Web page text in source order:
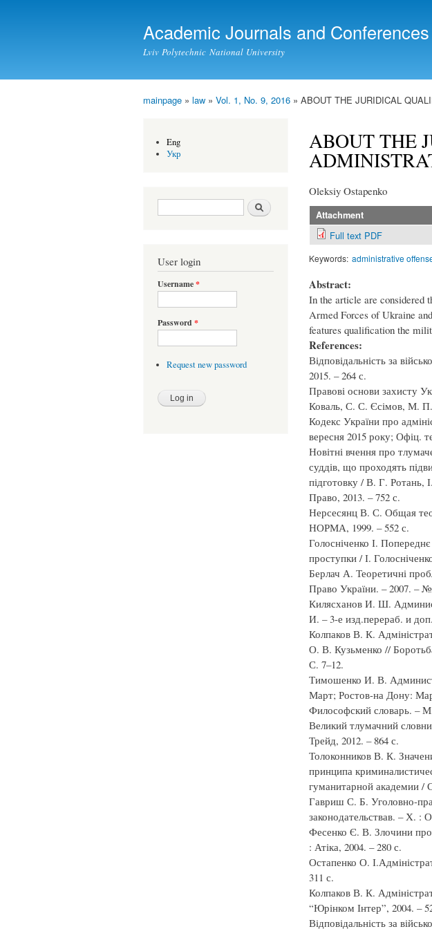
Academic Journals and Conferences
Lviv Polytechnic National University
mainpage » law » Vol. 1, No. 9, 2016 » ABOUT THE JURIDICAL
Eng
Укр
Search form Search
User login
Username*
Password *
Request new password
ABOUT THE
Oleksiy Ostapenko
Attachment
Full text PDF
Keywords: administrative
Abstract:
In the article are considered
Armed Forces of Ukraine
features qualification the
References:
Відповідальність за
2015. – 264 с.
Правові основи захисту
Коваль, С. С. Єсімов, М. П.
Кодекс України про
вересня 2015 року; Офіц.
Новітні вчення про
суддів, що проходять
підготовку / В. Г. Ротань,
Право, 2013. – 752 с.
Нерсесянц В. С. Общая
НОРМА, 1999. – 552 с.
Голосніченко І. Попереднє
проступки / І.
Берлач А. Теоретичні
Право України. – 2007. –
Килясханов И. Ш.
И. – 3-е изд.перераб. и
Колпаков В. К.
О. В. Кузьменко //
С. 7–12.
Тимошенко И. В.
Март; Ростов-на Дону:
Философский словарь. –
Великий тлумачний
Трейд, 2012. – 864 с.
Толоконников В. К.
принципа
гуманитарной академии /
Гавриш С. Б. Уголовно-
законодательствав. – Х. :
Фесенко Є. В. Злочини
: Атіка, 2004. – 280 с.
Остапенко О.
311 с.
Колпаков В. К.
“Юрінком Інтер”, 2004. –
Відповідальність за